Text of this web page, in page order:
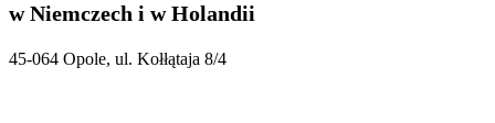
w Niemczech i w Holandii
45-064 Opole, ul. Kołłątaja 8/4